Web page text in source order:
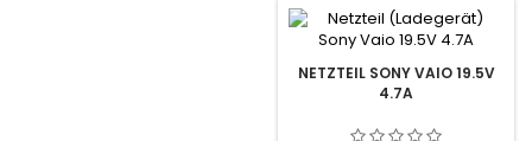
NETZTEIL SONY VAIO 19.5V
4.7A